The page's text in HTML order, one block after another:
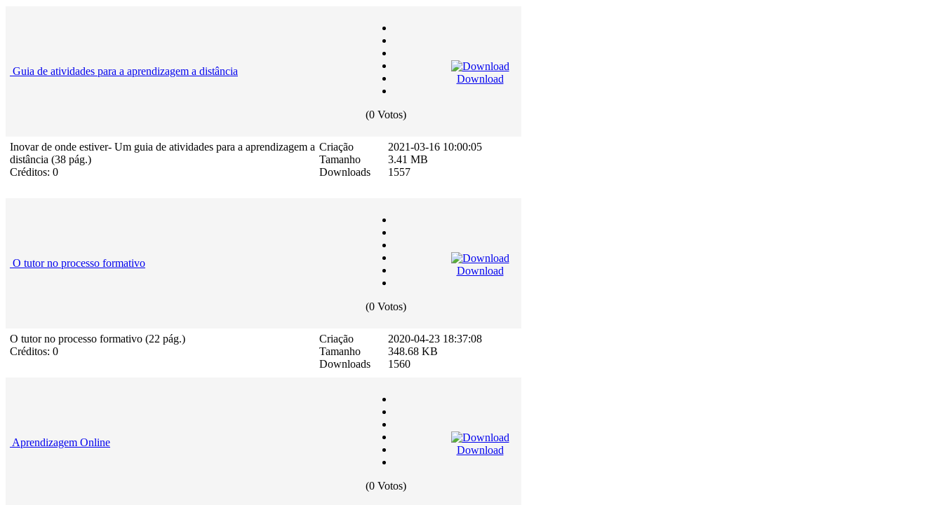
Guia de atividades para a aprendizagem a distância
(0 Votos)
Download
Inovar de onde estiver- Um guia de atividades para a aprendizagem a
distância (38 pág.)
Créditos: 0
Criação
Tamanho
Downloads
2021-03-16 10:00:05
3.41 MB
1557
O tutor no processo formativo
(0 Votos)
Download
O tutor no processo formativo (22 pág.)
Créditos: 0
Criação
Tamanho
Downloads
2020-04-23 18:37:08
348.68 KB
1560
Aprendizagem Online
(0 Votos)
Download